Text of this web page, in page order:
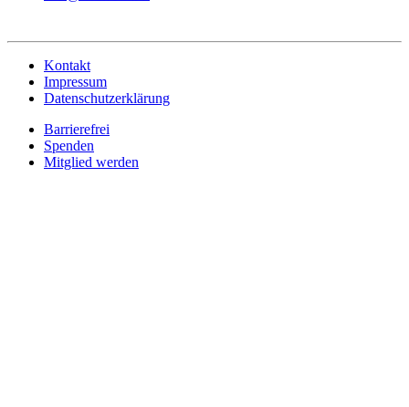
Kontakt
Impressum
Datenschutzerklärung
Barrierefrei
Spenden
Mitglied werden